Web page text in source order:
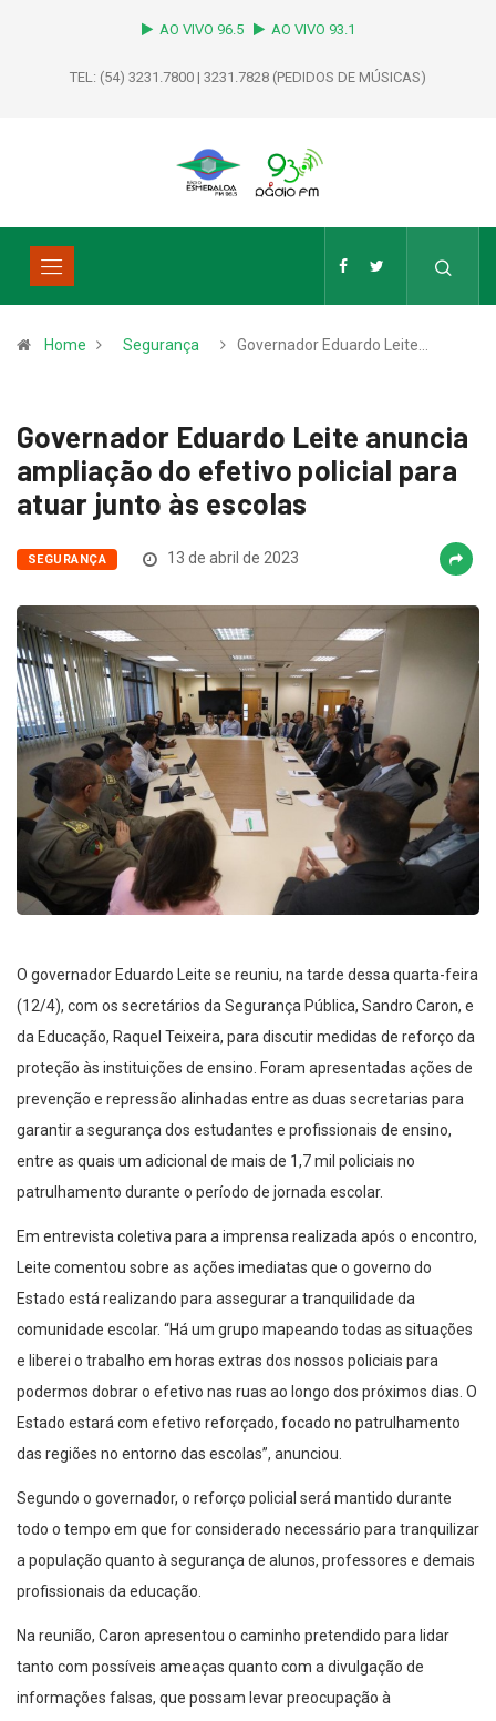
AO VIVO 96.5 AO VIVO 93.1
TEL: (54) 3231.7800 | 3231.7828 (PEDIDOS DE MÚSICAS)
Home Segurança Governador Eduardo Leite…
Governador Eduardo Leite anuncia
ampliação do efetivo policial para
atuar junto às escolas
SEGURANÇA 13 de abril de 2023
O governador Eduardo Leite se reuniu, na tarde dessa quarta-feira
(12/4), com os secretários da Segurança Pública, Sandro Caron, e
da Educação, Raquel Teixeira, para discutir medidas de reforço da
proteção às instituições de ensino. Foram apresentadas ações de
prevenção e repressão alinhadas entre as duas secretarias para
garantir a segurança dos estudantes e profissionais de ensino,
entre as quais um adicional de mais de 1,7 mil policiais no
patrulhamento durante o período de jornada escolar.
Em entrevista coletiva para a imprensa realizada após o encontro,
Leite comentou sobre as ações imediatas que o governo do
Estado está realizando para assegurar a tranquilidade da
comunidade escolar. “Há um grupo mapeando todas as situações
e liberei o trabalho em horas extras dos nossos policiais para
podermos dobrar o efetivo nas ruas ao longo dos próximos dias. O
Estado estará com efetivo reforçado, focado no patrulhamento
das regiões no entorno das escolas”, anunciou.
Segundo o governador, o reforço policial será mantido durante
todo o tempo em que for considerado necessário para tranquilizar
a população quanto à segurança de alunos, professores e demais
profissionais da educação.
Na reunião, Caron apresentou o caminho pretendido para lidar
tanto com possíveis ameaças quanto com a divulgação de
informações falsas, que possam levar preocupação à